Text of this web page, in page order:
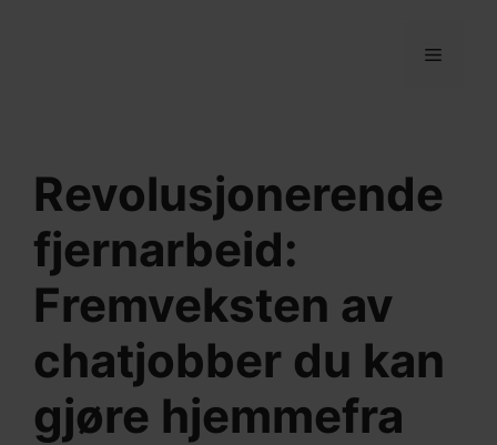
MENY
Revolusjonerende
fjernarbeid:
Fremveksten av
chatjobber du kan
gjøre hjemmefra